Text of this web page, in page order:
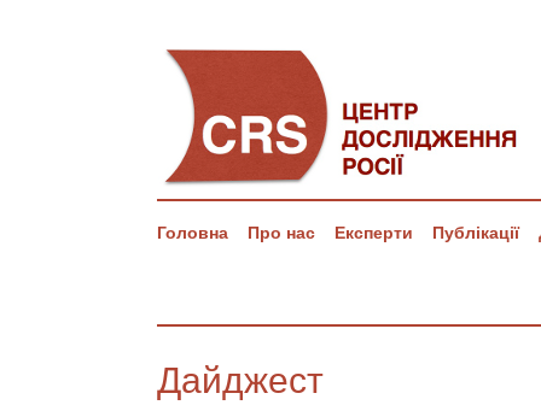
Головна Про нас Експерти Публікації
Дайджест